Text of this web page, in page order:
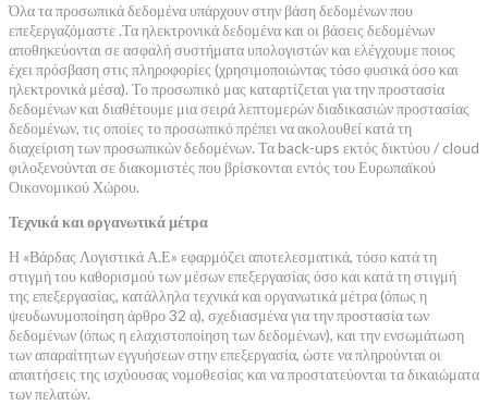
Όλα τα προσωπικά δεδομένα υπάρχουν στην βάση δεδομένων που
επεξεργαζόμαστε .Τα ηλεκτρονικά δεδομένα και οι βάσεις δεδομένων
αποθηκεύονται σε ασφαλή συστήματα υπολογιστών και ελέγχουμε ποιος
έχει πρόσβαση στις πληροφορίες (χρησιμοποιώντας τόσο φυσικά όσο και
ηλεκτρονικά μέσα). Το προσωπικό μας καταρτίζεται για την προστασία
δεδομένων και διαθέτουμε μια σειρά λεπτομερών διαδικασιών προστασίας
δεδομένων, τις οποίες το προσωπικό πρέπει να ακολουθεί κατά τη
διαχείριση των προσωπικών δεδομένων. Τα back-ups εκτός δικτύου / cloud
φιλοξενούνται σε διακομιστές που βρίσκονται εντός του Ευρωπαϊκού
Οικονομικού Χώρου.
Τεχνικά και οργανωτικά μέτρα
Η «Βάρδας Λογιστικά Α.Ε» εφαρμόζει αποτελεσματικά, τόσο κατά τη
στιγμή του καθορισμού των μέσων επεξεργασίας όσο και κατά τη στιγμή
της επεξεργασίας, κατάλληλα τεχνικά και οργανωτικά μέτρα (όπως η
ψευδωνυμοποίηση άρθρο 32 α), σχεδιασμένα για την προστασία των
δεδομένων (όπως η ελαχιστοποίηση των δεδομένων), και την ενσωμάτωση
των απαραίτητων εγγυήσεων στην επεξεργασία, ώστε να πληρούνται οι
απαιτήσεις της ισχύουσας νομοθεσίας και να προστατεύονται τα δικαιώματα
των πελατών.